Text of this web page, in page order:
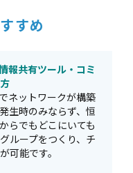
すめ
報共有ツール・コミ
ネットワークが構築
生時のみならず、恒
らでもどこにいても
ループをつくり、チ
可能です。